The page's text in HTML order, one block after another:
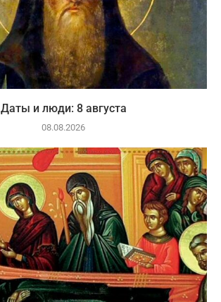
Даты и люди: 8 августа
08.08.2026